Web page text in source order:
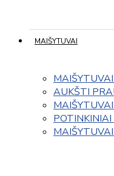
MAIŠYTUVAI
AUKŠTI